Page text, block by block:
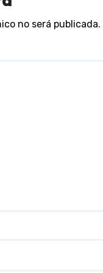
no será publicada.